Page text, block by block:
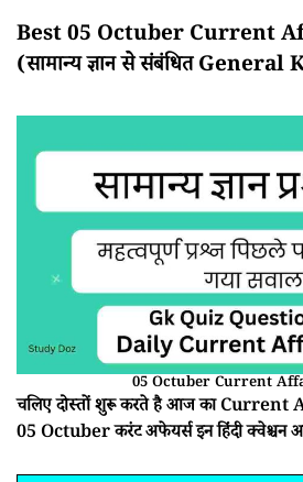
Best 05 Octuber Current
(सामान्य ज्ञान से संबंधित
05 Octuber Current
चलिए दोस्तों शुरू करते है आज का
05 Octuber करंट अफेयर्स इन हिंदी क्वेश्चन